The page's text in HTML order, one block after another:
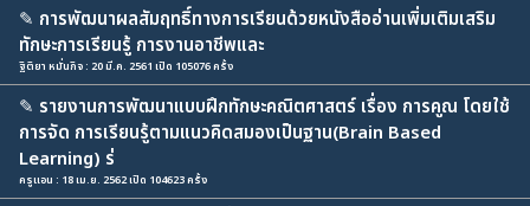
✎ การพัฒนาผลสัมฤทธิ์ทางการเรียนด้วยหนังสืออ่านเพิ่มเติมเสริม
ทักษะการเรียนรู้ การงานอาชีพและ
ฐิติยา หมั่นกิจ : 20 มี.ค. 2561 เปิด 105076 ครั้ง
✎ รายงานการพัฒนาแบบฝึกทักษะคณิตศาสตร์ เรื่อง การคูณ โดยใช้
การจัด การเรียนรู้ตามแนวคิดสมองเป็นฐาน(Brain Based
Learning) ร่
ครูแอน : 18 เม.ย. 2562 เปิด 104623 ครั้ง